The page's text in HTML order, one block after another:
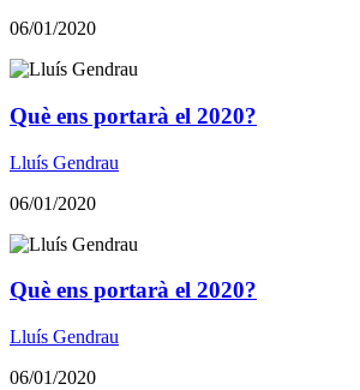
06/01/2020
​​Què ens portarà el 2020?
Lluís Gendrau
06/01/2020
​​Què ens portarà el 2020?
Lluís Gendrau
06/01/2020